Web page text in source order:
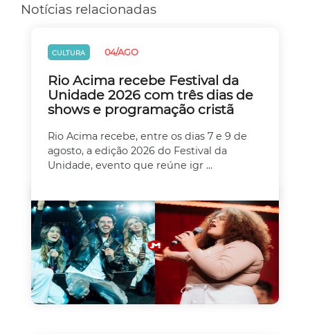
Notícias relacionadas
CULTURA 04/AGO
Rio Acima recebe Festival da
Unidade 2026 com três dias de
shows e programação cristã
Rio Acima recebe, entre os dias 7 e 9 de
agosto, a edição 2026 do Festival da
Unidade, evento que reúne igr ...